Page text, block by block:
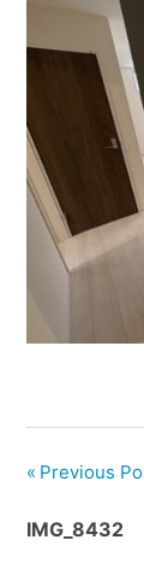
産
売
却・
賃
貸・
｜
密
着
HOUSE
Previous
IMG_8432